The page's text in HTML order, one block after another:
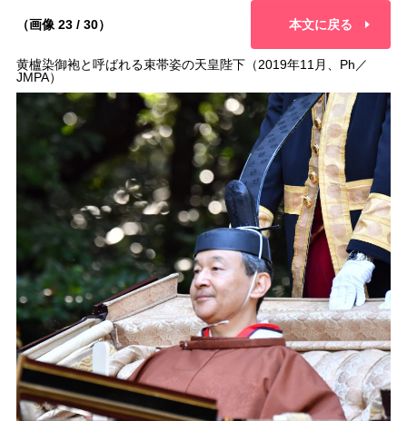
（画像 23 / 30） 本文に戻る
黄櫨染御袍と呼ばれる束帯姿の天皇陛下（2019年11月、Ph／
JMPA）